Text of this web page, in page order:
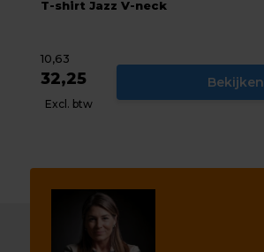
T-shirt Jazz V-neck
10,63
32,25
Excl. btw
Bekijken